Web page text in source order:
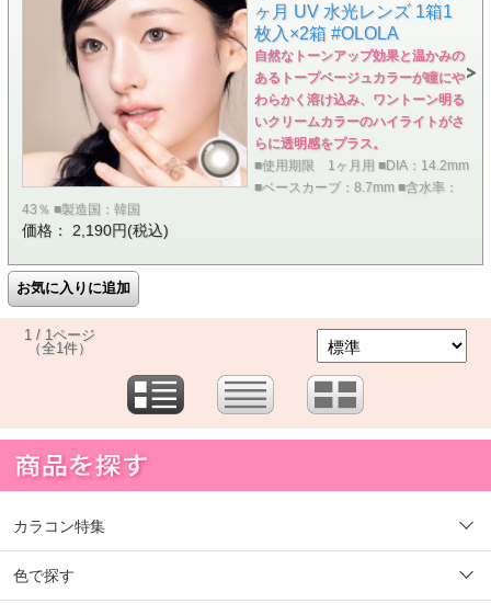
ヶ月 UV 水光レンズ 1箱1
枚入×2箱 #OLOLA
自然なトーンアップ効果と温かみの
あるトープベージュカラーが瞳にや
わらかく溶け込み、ワントーン明る
いクリームカラーのハイライトがさ
らに透明感をプラス。
■使用期限 1ヶ月用 ■DIA：14.2mm
■ベースカーブ：8.7mm ■含水率：
43％ ■製造国：韓国
価格： 2,190円(税込)
1 / 1ページ
（全1件）
カラコン特集
色で探す